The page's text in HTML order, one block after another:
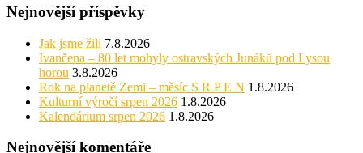
Nejnovější příspěvky
Jak jsme žili 7.8.2026
Ivančena – 80 let mohyly ostravských Junáků pod Lysou
horou 3.8.2026
Rok na planetě Zemi – měsíc S R P E N 1.8.2026
Kulturní výročí srpen 2026 1.8.2026
Kalendárium srpen 2026 1.8.2026
Nejnovější komentáře